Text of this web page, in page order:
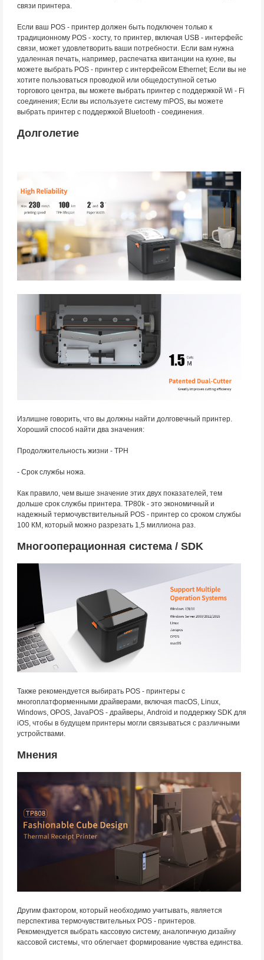
связи принтера.
Если ваш POS - принтер должен быть подключен только к
традиционному POS - хосту, то принтер, включая USB - интерфейс
связи, может удовлетворить ваши потребности. Если вам нужна
удаленная печать, например, распечатка квитанции на кухне, вы
можете выбрать POS - принтер с интерфейсом Ethernet; Если вы не
хотите пользоваться проводкой или общедоступной сетью
торгового центра, вы можете выбрать принтер с поддержкой Wi - Fi
соединения; Если вы используете систему mPOS, вы можете
выбрать принтер с поддержкой Bluetooth - соединения.
Долголетие
Излишне говорить, что вы должны найти долговечный принтер.
Хороший способ найти два значения:
Продолжительность жизни - TPH
- Срок службы ножа.
Как правило, чем выше значение этих двух показателей, тем
дольше срок службы принтера. TP80k - это экономичный и
надежный термочувствительный POS - принтер со сроком службы
100 КМ, который можно разрезать 1,5 миллиона раз.
Многооперационная система / SDK
Также рекомендуется выбирать POS - принтеры с
многоплатформенными драйверами, включая macOS, Linux,
Windows, OPOS, JavaPOS - драйверы, Android и поддержку SDK для
iOS, чтобы в будущем принтеры могли связываться с различными
устройствами.
Мнения
Другим фактором, который необходимо учитывать, является
перспектива термочувствительных POS - принтеров.
Рекомендуется выбрать кассовую систему, аналогичную дизайну
кассовой системы, что облегчает формирование чувства единства.